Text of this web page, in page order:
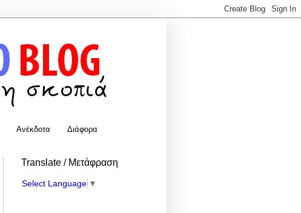
Ανέκδοτα Διάφορα
Translate / Μετάφραση
Select Language ▼